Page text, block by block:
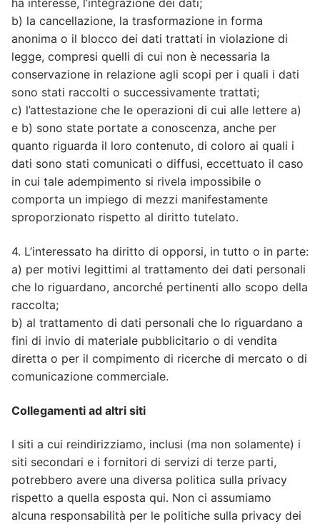
ha interesse, l’integrazione dei dati;
b) la cancellazione, la trasformazione in forma
anonima o il blocco dei dati trattati in violazione di
legge, compresi quelli di cui non è necessaria la
conservazione in relazione agli scopi per i quali i dati
sono stati raccolti o successivamente trattati;
c) l’attestazione che le operazioni di cui alle lettere a)
e b) sono state portate a conoscenza, anche per
quanto riguarda il loro contenuto, di coloro ai quali i
dati sono stati comunicati o diffusi, eccettuato il caso
in cui tale adempimento si rivela impossibile o
comporta un impiego di mezzi manifestamente
sproporzionato rispetto al diritto tutelato.
4. L’interessato ha diritto di opporsi, in tutto o in parte:
a) per motivi legittimi al trattamento dei dati personali
che lo riguardano, ancorché pertinenti allo scopo della
raccolta;
b) al trattamento di dati personali che lo riguardano a
fini di invio di materiale pubblicitario o di vendita
diretta o per il compimento di ricerche di mercato o di
comunicazione commerciale.
Collegamenti ad altri siti
I siti a cui reindirizziamo, inclusi (ma non solamente) i
siti secondari e i fornitori di servizi di terze parti,
potrebbero avere una diversa politica sulla privacy
rispetto a quella esposta qui. Non ci assumiamo
alcuna responsabilità per le politiche sulla privacy dei